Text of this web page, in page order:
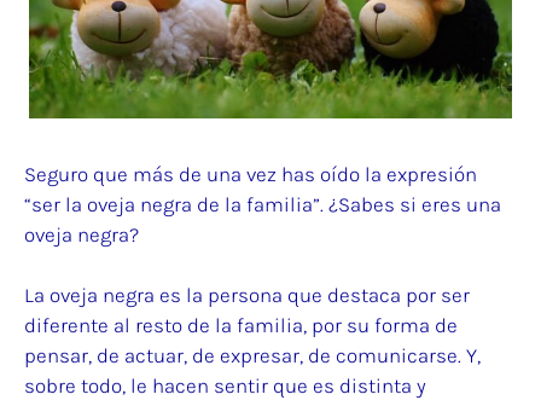
Seguro que más de una vez has oído la expresión
“ser la oveja negra de la familia”. ¿Sabes si eres una
oveja negra?
La oveja negra es la persona que destaca por ser
diferente al resto de la familia, por su forma de
pensar, de actuar, de expresar, de comunicarse. Y,
sobre todo, le hacen sentir que es distinta y